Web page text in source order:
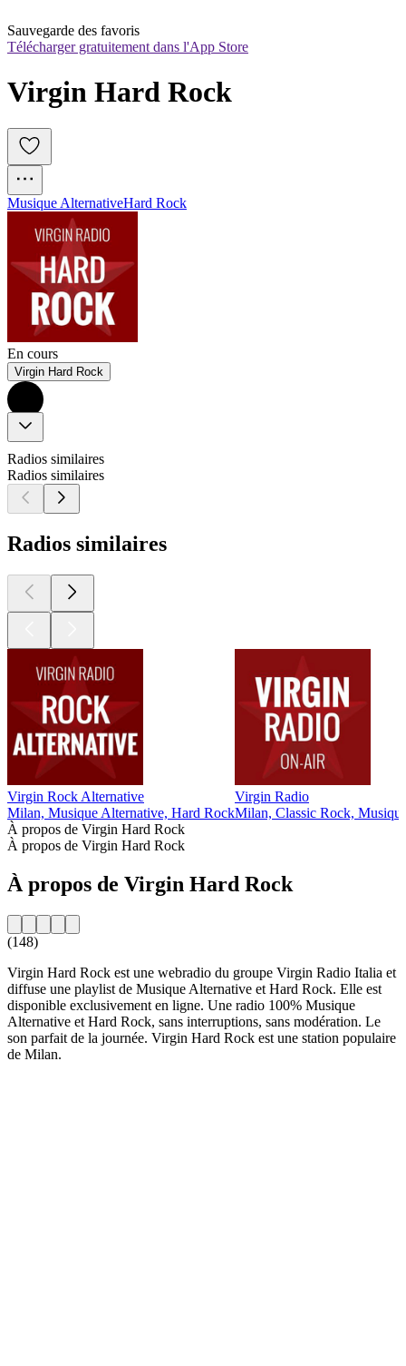
Sauvegarde des favoris
Télécharger gratuitement dans l'App Store
Virgin Hard Rock
Musique AlternativeHard Rock
En cours
Virgin Hard Rock
Radios similaires
Radios similaires
Radios similaires
Virgin Rock Alternative
Milan, Musique Alternative, Hard Rock
Virgin Radio
Milan, Classic Rock,
À propos de Virgin Hard Rock
À propos de Virgin Hard Rock
À propos de Virgin Hard Rock
(148)
Virgin Hard Rock est une webradio du groupe Virgin Radio Italia et
diffuse une playlist de Musique Alternative et Hard Rock. Elle est
disponible exclusivement en ligne. Une radio 100% Musique
Alternative et Hard Rock, sans interruptions, sans modération. Le
son parfait de la journée. Virgin Hard Rock est une station populaire
de Milan.